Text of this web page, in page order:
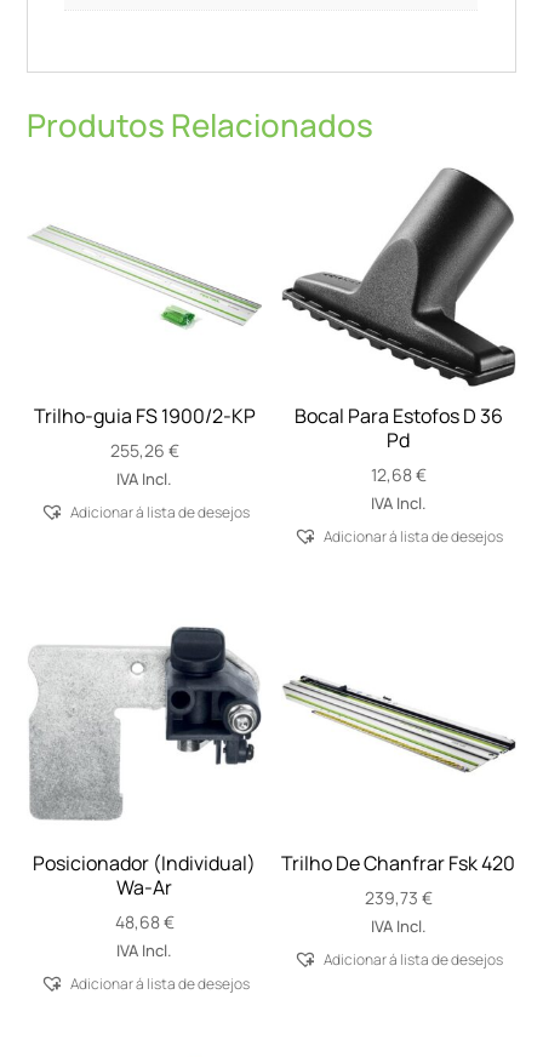
Produtos Relacionados
Trilho-guia FS 1900/2-KP
255,26 €
IVA Incl.
Adicionar á lista de desejos
Bocal Para Estofos D 36
Pd
12,68€
IVA Incl.
Adicionar á lista de desejos
Posicionador (Individual)
Wa-Ar
48,68€
IVA Incl.
Adicionar á lista de desejos
Trilho De Chanfrar Fsk 420
239,73 €
IVA Incl.
Adicionar á lista de desejos